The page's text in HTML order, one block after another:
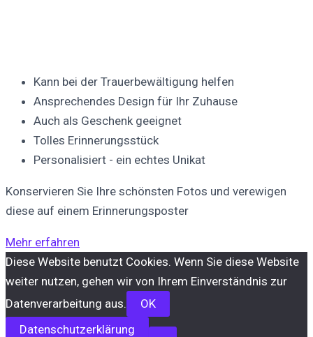
Kann bei der Trauerbewältigung helfen
Ansprechendes Design für Ihr Zuhause
Auch als Geschenk geeignet
Tolles Erinnerungsstück
Personalisiert - ein echtes Unikat
Konservieren Sie Ihre schönsten Fotos und verewigen
diese auf einem Erinnerungsposter
Mehr erfahren
Diese Website benutzt Cookies. Wenn Sie diese Website
weiter nutzen, gehen wir von Ihrem Einverständnis zur
Datenverarbeitung aus.
OK
Datenschutzerklärung